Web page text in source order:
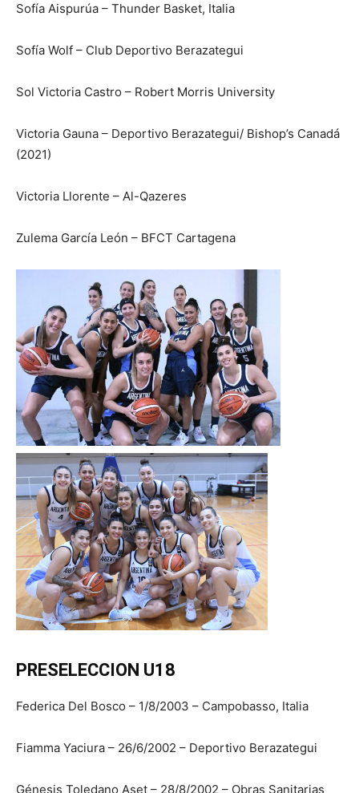
Sofía Aispurúa – Thunder Basket, Italia
Sofía Wolf – Club Deportivo Berazategui
Sol Victoria Castro – Robert Morris University
Victoria Gauna – Deportivo Berazategui/ Bishop’s Canadá
(2021)
Victoria Llorente – Al-Qazeres
Zulema García León – BFCT Cartagena
PRESELECCION U18
Federica Del Bosco – 1/8/2003 – Campobasso, Italia
Fiamma Yaciura – 26/6/2002 – Deportivo Berazategui
Génesis Toledano Aset – 28/8/2002 – Obras Sanitarias